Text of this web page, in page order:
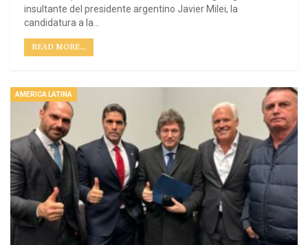
insultante del presidente argentino Javier Milei, la
candidatura a la…
READ MORE...
AMERICA LATINA